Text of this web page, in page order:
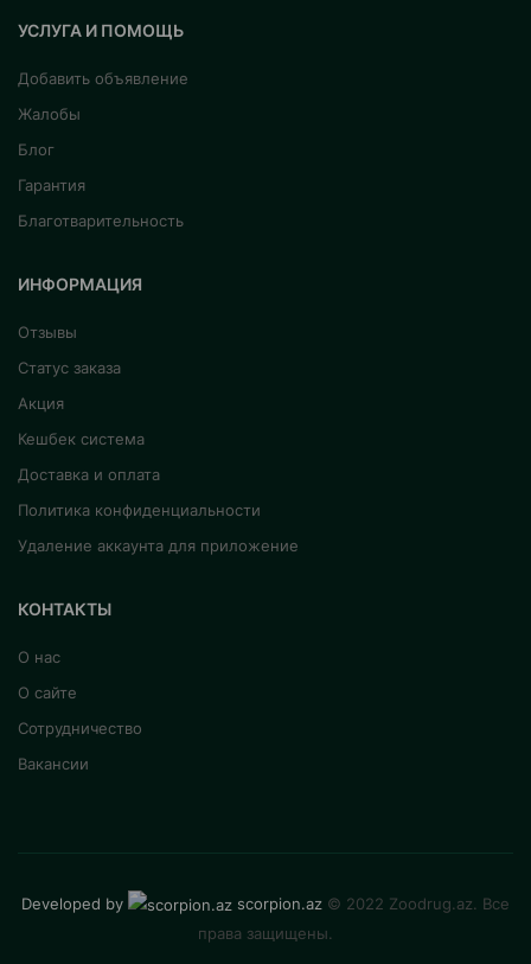
УСЛУГА И ПОМОЩЬ
Добавить объявление
Жалобы
Блог
Гарантия
Благотварительность
ИНФОРМАЦИЯ
Отзывы
Статус заказа
Акция
Кешбек система
Доставка и оплата
Политика конфиденциальности
Удаление аккаунта для приложение
КОНТАКТЫ
О нас
О сайте
Сотрудничество
Вакансии
Developed by scorpion.az © 2022 Zoodrug.az. Все
права защищены.